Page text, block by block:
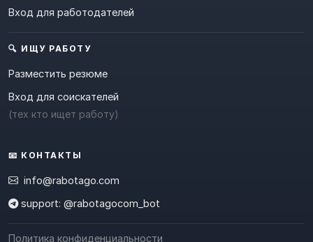
Вход для работодателей
🔍 ИЩУ РАБОТУ
Разместить резюме
Вход для соискателей
(тех кто ищет работу)
📧 КОНТАКТЫ
info@rabotago.com
support: @rabotagocom_bot
Политика конфиденциальности